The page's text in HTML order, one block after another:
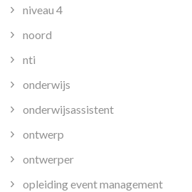
niveau 4
noord
nti
onderwijs
onderwijsassistent
ontwerp
ontwerper
opleiding event management